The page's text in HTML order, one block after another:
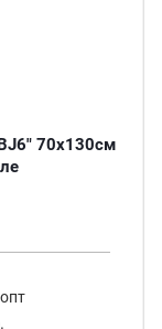
70х130см